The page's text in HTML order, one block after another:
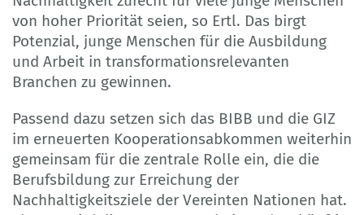
von hoher Priorität seien, so Ertl. Das birgt
Potenzial, junge Menschen für die Ausbildung
und Arbeit in transformationsrelevanten
Branchen zu gewinnen.
Passend dazu setzen sich das BIBB und die GIZ
im erneuerten Kooperationsabkommen weiterhin
gemeinsam für die zentrale Rolle ein, die die
Berufsbildung zur Erreichung der
Nachhaltigkeitsziele der Vereinten Nationen hat.